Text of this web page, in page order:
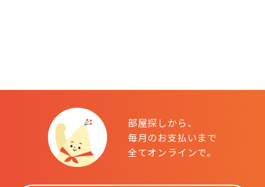
部屋探しから、
毎月のお支払いまで
全てオンラインで。